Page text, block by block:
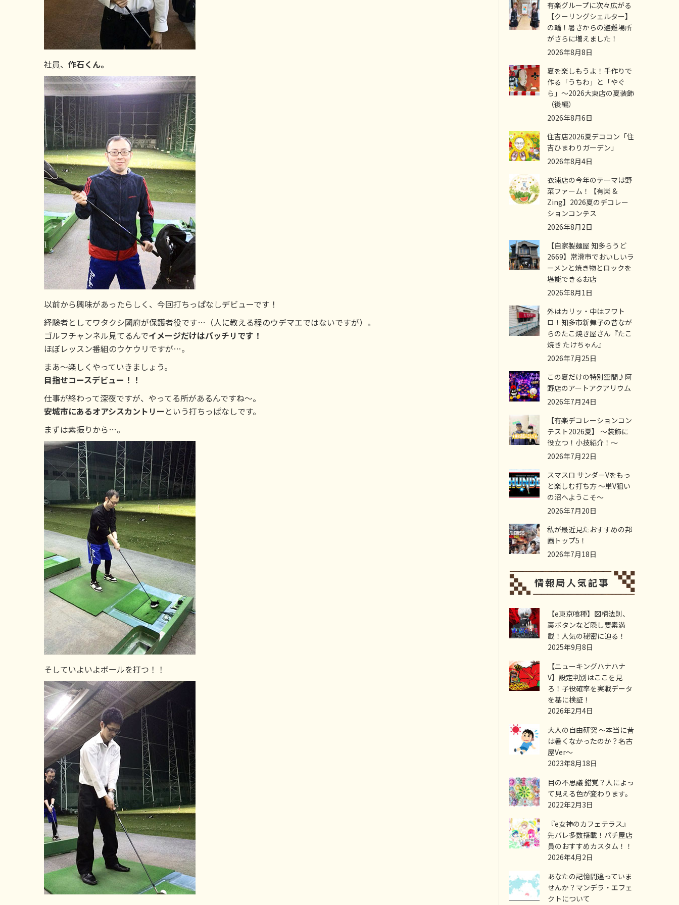
社員、 作石くん。
以前から興味があったらしく、今回打ちっぱなしデビューです！
経験者としてワタクシ國府が保護者役です…（人に教える程のウデマエではないですが）。
ゴルフチャンネル見てるんでイメージだけはバッチリです！
ほぼレッスン番組のウケウリですが…。
まあ～楽しくやっていきましょう。
目指せコースデビュー！！
仕事が終わって深夜ですが、やってる所があるんですね～。
安城市にあるオアシスカントリー という打ちっぱなしです。
まずは素振りから…。
そしていよいよボールを打つ！！
有楽グループに次々広がる
【クーリングシェルター】
の輪！暑さからの避難場所
がさらに増えました！
2026年8月8日
夏を楽しもうよ！手作りで
作る「うちわ」と「やぐ
ら」～2026大東店の夏装飾
（後編）
2026年8月6日
住吉店2026夏デココン「住
吉ひまわりガーデン」
2026年8月4日
衣浦店の今年のテーマは野
菜ファーム！【有楽 &
Zing】2026夏のデコレー
ションコンテス
2026年8月2日
【自家製麺屋 知多らうど
2669】常滑市でおいしいラ
ーメンと焼き物とロックを
堪能できるお店
2026年8月1日
外はカリッ・中はフワト
ロ！知多市新舞子の昔なが
らのたこ焼き屋さん『たこ
焼き たけちゃん』
2026年7月25日
この夏だけの特別空間♪阿
野店のアートアクアリウム
2026年7月24日
【有楽デコレーションコン
テスト2026夏】 ～装飾に
役立つ！小技紹介！～
2026年7月22日
スマスロ サンダーVをもっ
と楽しむ打ち方 ～単V狙い
の沼へようこそ～
2026年7月20日
私が最近見たおすすめの邦
画トップ5！
2026年7月18日
【e東京喰種】図柄法則、
裏ボタンなど隠し要素満
載！人気の秘密に迫る！
2025年9月8日
【ニューキングハナハナ
V】設定判別はここを見
ろ！子役確率を実戦データ
を基に検証！
2026年2月4日
大人の自由研究 ～本当に昔
は暑くなかったのか？名古
屋Ver～
2023年8月18日
目の不思議 錯覚？人によっ
て見える色が変わります。
2022年2月3日
『e女神のカフェテラス』
先バレ多数搭載！パチ屋店
員のおすすめカスタム！！
2026年4月2日
あなたの記憶間違っていま
せんか？マンデラ・エフェ
クトについて